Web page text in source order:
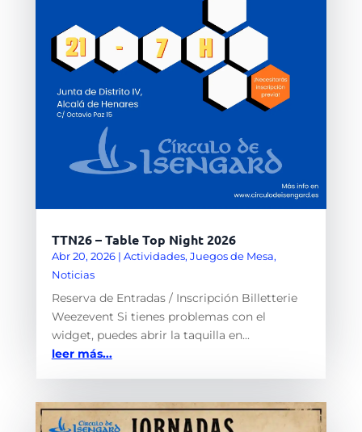
TTN26 – Table Top Night 2026
Abr 20, 2026| Actividades, Juegos de Mesa,
Noticias
Reserva de Entradas / Inscripción Billetterie
Weezevent Si tienes problemas con el
widget, puedes abrir la taquilla en...
leer más...